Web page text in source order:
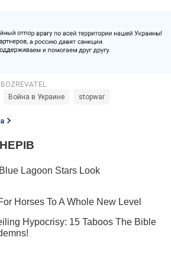
Война в Украине stopwar